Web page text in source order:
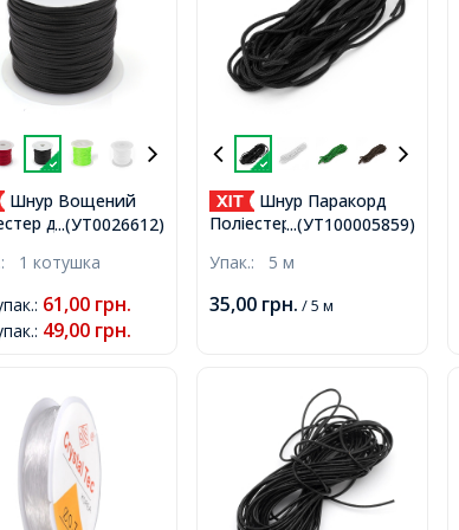
...(УТ0026612)
Шнур Вощений
для Плетіння,
1мм, близько
1 котушка
: 61,00 грн.
: 49,00 грн.
...(УТ100005859)
Шнур Паракорд
Поліестер і Спандекс 16-
Чорний, Розмір: 2мм,
Упак.: 5 м
35,00 грн. / 5 м